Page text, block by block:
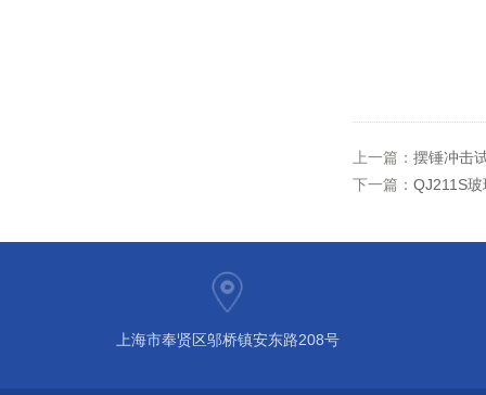
上一篇： 摆锤冲击
下一篇： QJ211S
上海市奉贤区邬桥镇安东路208号